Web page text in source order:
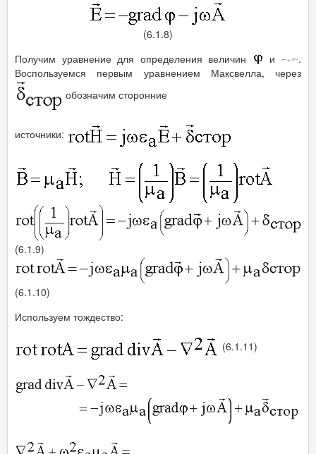
(6.1.8)
Получим уравнение для определения величин
и
.
Воспользуемся первым уравнением Максвелла, через
обозначим сторонние
источники:
(6.1.9)
(6.1.10)
Используем тождество:
(6.1.11)